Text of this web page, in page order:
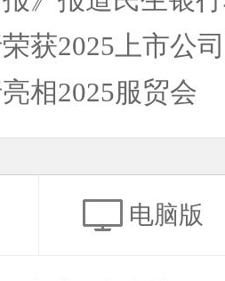
市公司董事会最佳实践案例、上市公
相2025服贸会
电脑版